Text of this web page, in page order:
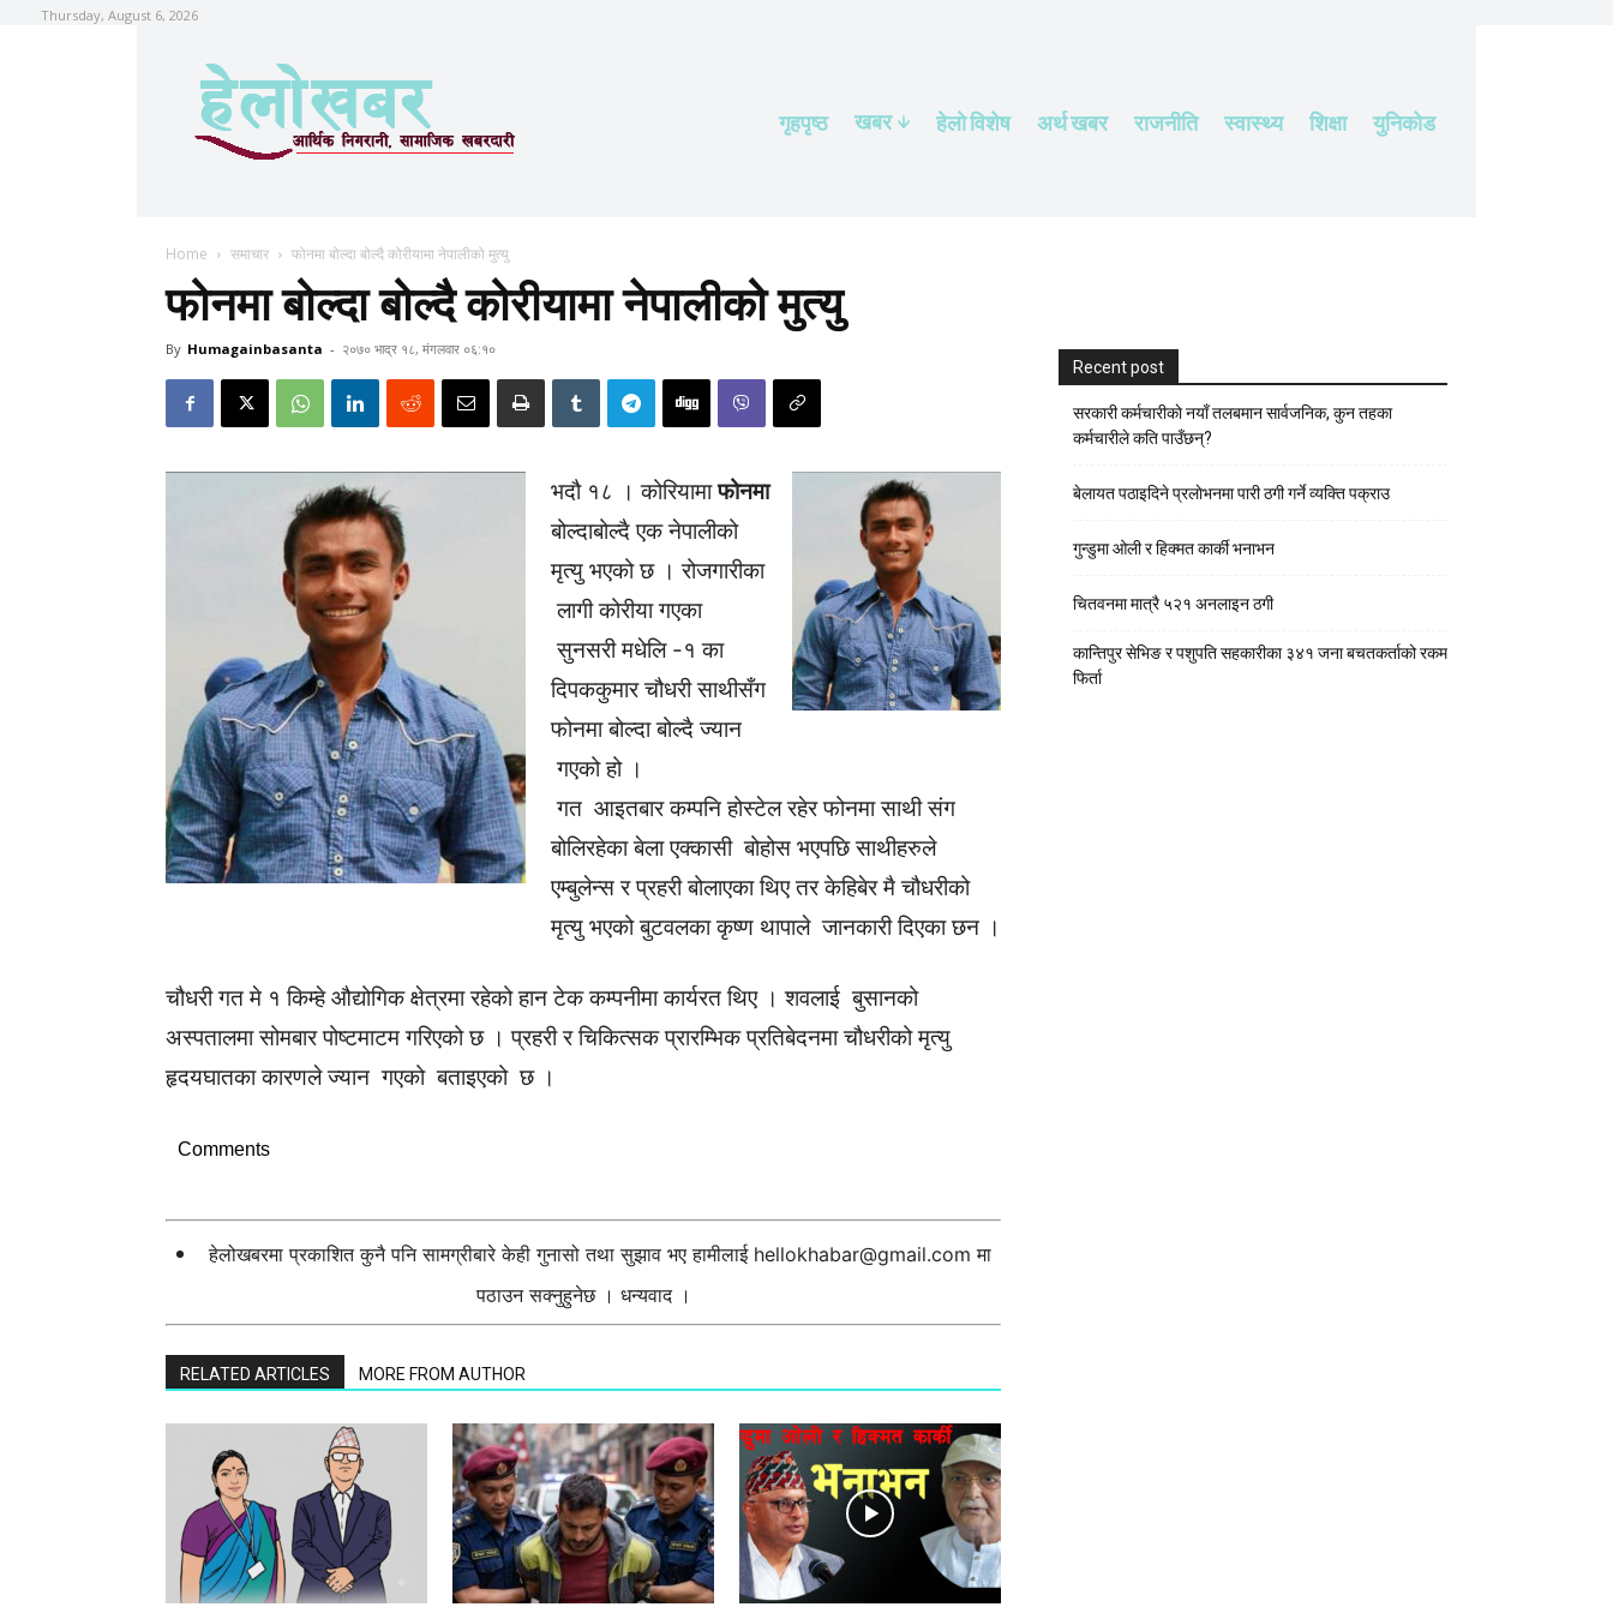
Thursday, August 6, 2026
गृहपृष्ठ खबर हेलाे विशेष अर्थ खबर राजनीति स्वास्थ्य शिक्षा युनिकोड
Home समाचार फोनमा बोल्दा बोल्दै कोरीयामा नेपालीको मुत्यु
फोनमा बोल्दा बोल्दै कोरीयामा नेपालीको मुत्यु
By Humagainbasanta - २०७० भाद्र १८, मंगलवार ०६:१०
भदौ १८ । कोरियामाफोनमा
बोल्दाबोल्दै एक नेपालीको
मृत्यु भएको छ । रोजगारीका
लागी कोरीया गएका
सुनसरी मधेलि -१ का
दिपककुमार चौधरी साथीसँग
फोनमा बोल्दा बोल्दै ज्यान
गएको हो ।
गत आइतबार कम्पनि होस्टेल रहेर फोनमा साथी संग
बोलिरहेका बेला एक्कासी बोहोस भएपछि साथीहरुले
एम्बुलेन्स र प्रहरी बोलाएका थिए तर केहिबेर मै चौधरीको
मृत्यु भएको बुटवलका कृष्ण थापाले जानकारी दिएका छन ।
चौधरी गत मे १ किम्हे औद्योगिक क्षेत्रमा रहेको हान टेक कम्पनीमा कार्यरत थिए । शवलाई बुसानको
अस्पतालमा सोमबार पोष्टमाटम गरिएको छ । प्रहरी र चिकित्सक प्रारम्भिक प्रतिबेदनमा चौधरीको मृत्यु
हृदयघातका कारणले ज्यान गएको बताइएको छ ।
Comments
हेलोखबरमा प्रकाशित कुनै पनि सामग्रीबारे केही गुनासो तथा सुझाव भए हामीलाई hellokhabar@gmail.com मा
पठाउन सक्नुहुनेछ । धन्यवाद ।
RELATED ARTICLES MORE FROM AUTHOR
Recent post
सरकारी कर्मचारीकाे नयाँ तलबमान सार्वजनिक, कुन तहका
कर्मचारीले कति पाउँछन्?
बेलायत पठाइदिने प्रलाेभनमा पारी ठगी गर्ने व्यक्ति पक्राउ
गुन्डुमा ओली र हिक्मत कार्की भनाभन
चितवनमा मात्रै ५२१ अनलाइन ठगी
कान्तिपुर सेभिङ र पशुपति सहकारीका ३४१ जना बचतकर्ताको रकम
फिर्ता